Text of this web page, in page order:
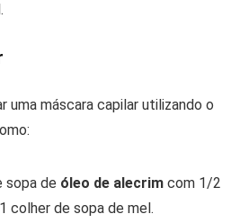
uma máscara capilar utilizando o
sopa de óleo de alecrim com 1/2
colher de sopa de mel.